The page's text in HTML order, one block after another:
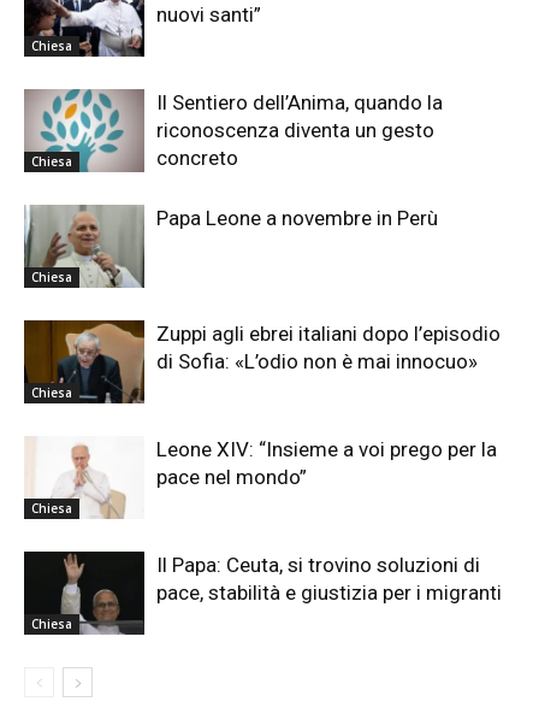
Chiesa
nuovi santi”
Chiesa
Il Sentiero dell’Anima, quando la
riconoscenza diventa un gesto
concreto
Chiesa
Papa Leone a novembre in Perù
Chiesa
Zuppi agli ebrei italiani dopo l’episodio
di Sofia: «L’odio non è mai innocuo»
Chiesa
Leone XIV: “Insieme a voi prego per la
pace nel mondo”
Chiesa
Il Papa: Ceuta, si trovino soluzioni di
pace, stabilità e giustizia per i migranti